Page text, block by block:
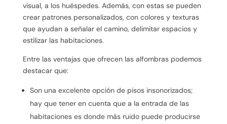
visual, a los huéspedes. Además, con estas se pueden
crear patrones personalizados, con colores y texturas
que ayudan a señalar el camino, delimitar espacios y
estilizar las habitaciones.
Entre las ventajas que ofrecen las alfombras podemos
destacar que:
Son una excelente opción de pisos insonorizados;
hay que tener en cuenta que a la entrada de las
habitaciones es donde más ruido puede producirse